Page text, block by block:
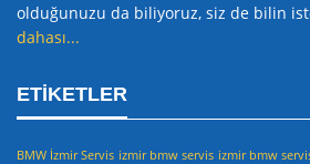
olduğunuzu da biliyoruz, siz de bilin
dahası...
ETIKETLER
BMW İzmir Servis izmir bmw servis izmir bmw